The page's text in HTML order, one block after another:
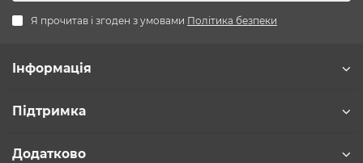
Я прочитав і згоден з умовами Політика безпеки
Інформація
Підтримка
Додатково